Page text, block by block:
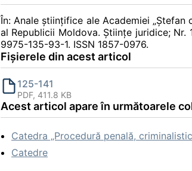
În: Anale ştiinţifice ale Academiei
al Republicii Moldova. Știinţe juridice; Nr.
9975-135-93-1. ISSN 1857-0976.
Fișierele din acest articol
125-141
PDF, 411.8 KB
Acest articol apare în următoarele
Catedra „Procedură penală,
Catedre